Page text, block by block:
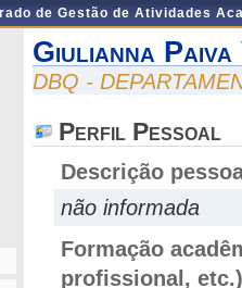
de Gestão de Atividades
Giulianna
DBQ -
Perfil Pessoal
Descrição
não informada
Formação
profissional, etc.)